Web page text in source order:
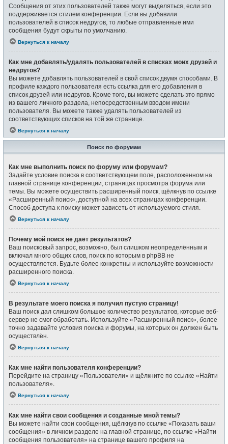
Сообщения от этих пользователей также могут выделяться, если это
поддерживается стилем конференции. Если вы добавили
пользователей в список недругов, то любые отправленные ими
сообщения будут скрыты по умолчанию.
Вернуться к началу
Как мне добавлять/удалять пользователей в списках моих друзей и
недругов?
Вы можете добавлять пользователей в свой список двумя способами. В
профиле каждого пользователя есть ссылка для его добавления в
список друзей или недругов. Кроме того, вы можете сделать это прямо
из вашего личного раздела, непосредственным вводом имени
пользователя. Вы можете также удалять пользователей из
соответствующих списков на той же странице.
Вернуться к началу
Поиск по форумам
Как мне выполнить поиск по форуму или форумам?
Задайте условие поиска в соответствующем поле, расположенном на
главной странице конференции, страницах просмотра форума или
темы. Вы можете осуществить расширенный поиск, щёлкнув по ссылке
«Расширенный поиск», доступной на всех страницах конференции.
Способ доступа к поиску может зависеть от используемого стиля.
Вернуться к началу
Почему мой поиск не даёт результатов?
Ваш поисковый запрос, возможно, был слишком неопределённым и
включал много общих слов, поиск по которым в phpBB не
осуществляется. Будьте более конкретны и используйте возможности
расширенного поиска.
Вернуться к началу
В результате моего поиска я получил пустую страницу!
Ваш поиск дал слишком большое количество результатов, которые веб-
сервер не смог обработать. Используйте «Расширенный поиск», более
точно задавайте условия поиска и форумы, на которых он должен быть
осуществлён.
Вернуться к началу
Как мне найти пользователя конференции?
Перейдите на страницу «Пользователи» и щёлкните по ссылке «Найти
пользователя».
Вернуться к началу
Как мне найти свои сообщения и созданные мной темы?
Вы можете найти свои сообщения, щёлкнув по ссылке «Показать ваши
сообщения» в личном разделе на главной странице, по ссылке «Найти
сообщения пользователя» на странице вашего профиля на